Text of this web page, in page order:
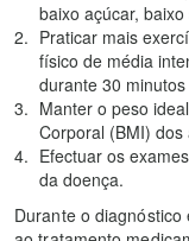
baixo açúcar,
Praticar mais
físico de média
durante 30
Manter o peso
Corporal (BMI) dos
Efectuar os
da doença.
Durante o